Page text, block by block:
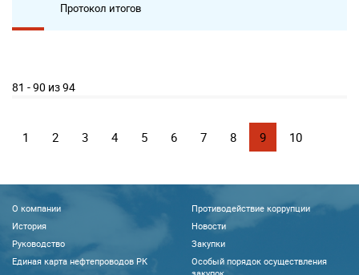
Протокол итогов
81 - 90 из 94
1 2 3 4 5 6 7 8 9 10
О компании
История
Руководство
Единая карта нефтепроводов РК
Противодействие коррупции
Новости
Закупки
Особый порядок осуществления